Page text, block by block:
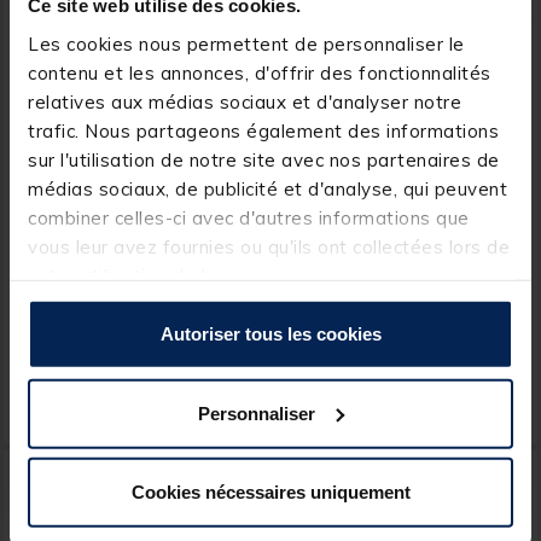
Ce site web utilise des cookies.
Les cookies nous permettent de personnaliser le
contenu et les annonces, d'offrir des fonctionnalités
relatives aux médias sociaux et d'analyser notre
trafic. Nous partageons également des informations
sur l'utilisation de notre site avec nos partenaires de
médias sociaux, de publicité et d'analyse, qui peuvent
combiner celles-ci avec d'autres informations que
vous leur avez fournies ou qu'ils ont collectées lors de
Autoriser tous les cookies
Personnaliser
Cookies nécessaires uniquement
Boite à bas de ligne coup
guru rig box
17,99 € Ajouter au panier
PLASTILYS
Boite a appat plastilys 100
mm
1,49 €
Expédition sous 24 h